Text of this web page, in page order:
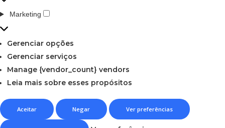
Marketing
Gerenciar opções
Gerenciar serviços
Manage {vendor_count} vendors
Leia mais sobre esses propósitos
Aceitar Negar Ver preferências